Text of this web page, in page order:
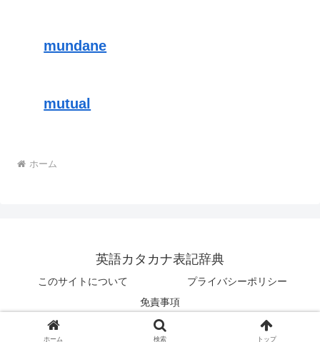
mundane
mutual
ホーム
英語カタカナ表記辞典
このサイトについて
プライバシーポリシー
免責事項
© 2025 英語カタカナ表記辞典.
ホーム 検索 トップ